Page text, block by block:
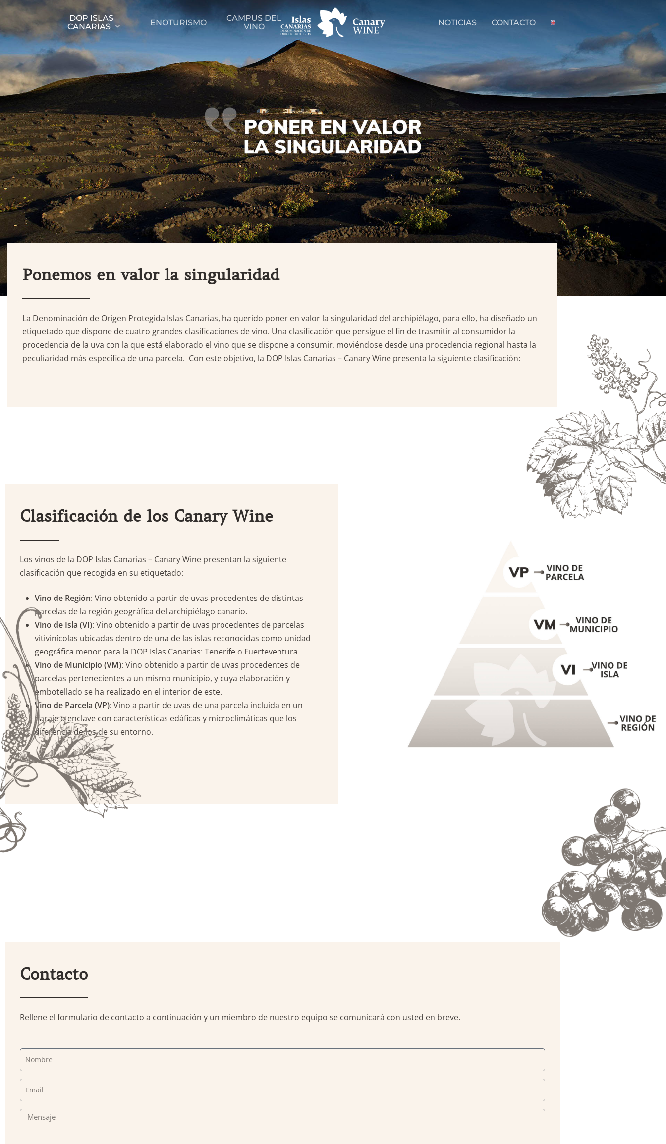
DOP ISLAS
CANARIAS
ENOTURISMO
CAMPUS DEL
VINO
NOTICIAS CONTACTO
Ponemos en valor la singularidad
La Denominación de Origen Protegida Islas Canarias, ha querido poner en valor la singularidad del archipiélago, para ello, ha diseñado un
etiquetado que dispone de cuatro grandes clasificaciones de vino. Una clasificación que persigue el fin de trasmitir al consumidor la
procedencia de la uva con la que está elaborado el vino que se dispone a consumir, moviéndose desde una procedencia regional hasta la
peculiaridad más específica de una parcela. Con este objetivo, la DOP Islas Canarias – Canary Wine presenta la siguiente clasificación:
Clasificación de los Canary Wine
Los vinos de la DOP Islas Canarias – Canary Wine presentan la siguiente
clasificación que recogida en su etiquetado:
Vino de Región: Vino obtenido a partir de uvas procedentes de distintas
parcelas de la región geográfica del archipiélago canario.
Vino de Isla (VI): Vino obtenido a partir de uvas procedentes de parcelas
vitivinícolas ubicadas dentro de una de las islas reconocidas como unidad
geográfica menor para la DOP Islas Canarias: Tenerife o Fuerteventura.
Vino de Municipio (VM): Vino obtenido a partir de uvas procedentes de
parcelas pertenecientes a un mismo municipio, y cuya elaboración y
embotellado se ha realizado en el interior de este.
Vino de Parcela (VP): Vino a partir de uvas de una parcela incluida en un
paraje o enclave con características edáficas y microclimáticas que los
diferencia de los de su entorno.
Contacto
Rellene el formulario de contacto a continuación y un miembro de nuestro equipo se comunicará con usted en breve.